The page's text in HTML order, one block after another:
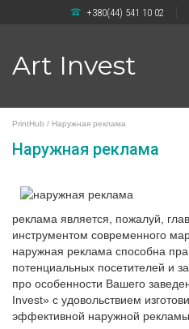
+380(44) 541 10 02
Art Invest
PrintHub / Наружная реклама
Наружная реклама
реклама является, пожалуй,
инструментом современного
наружная реклама способна
потенциальных посетителей и
про особенности Вашего
Invest» с удовольствием
эффективной наружной